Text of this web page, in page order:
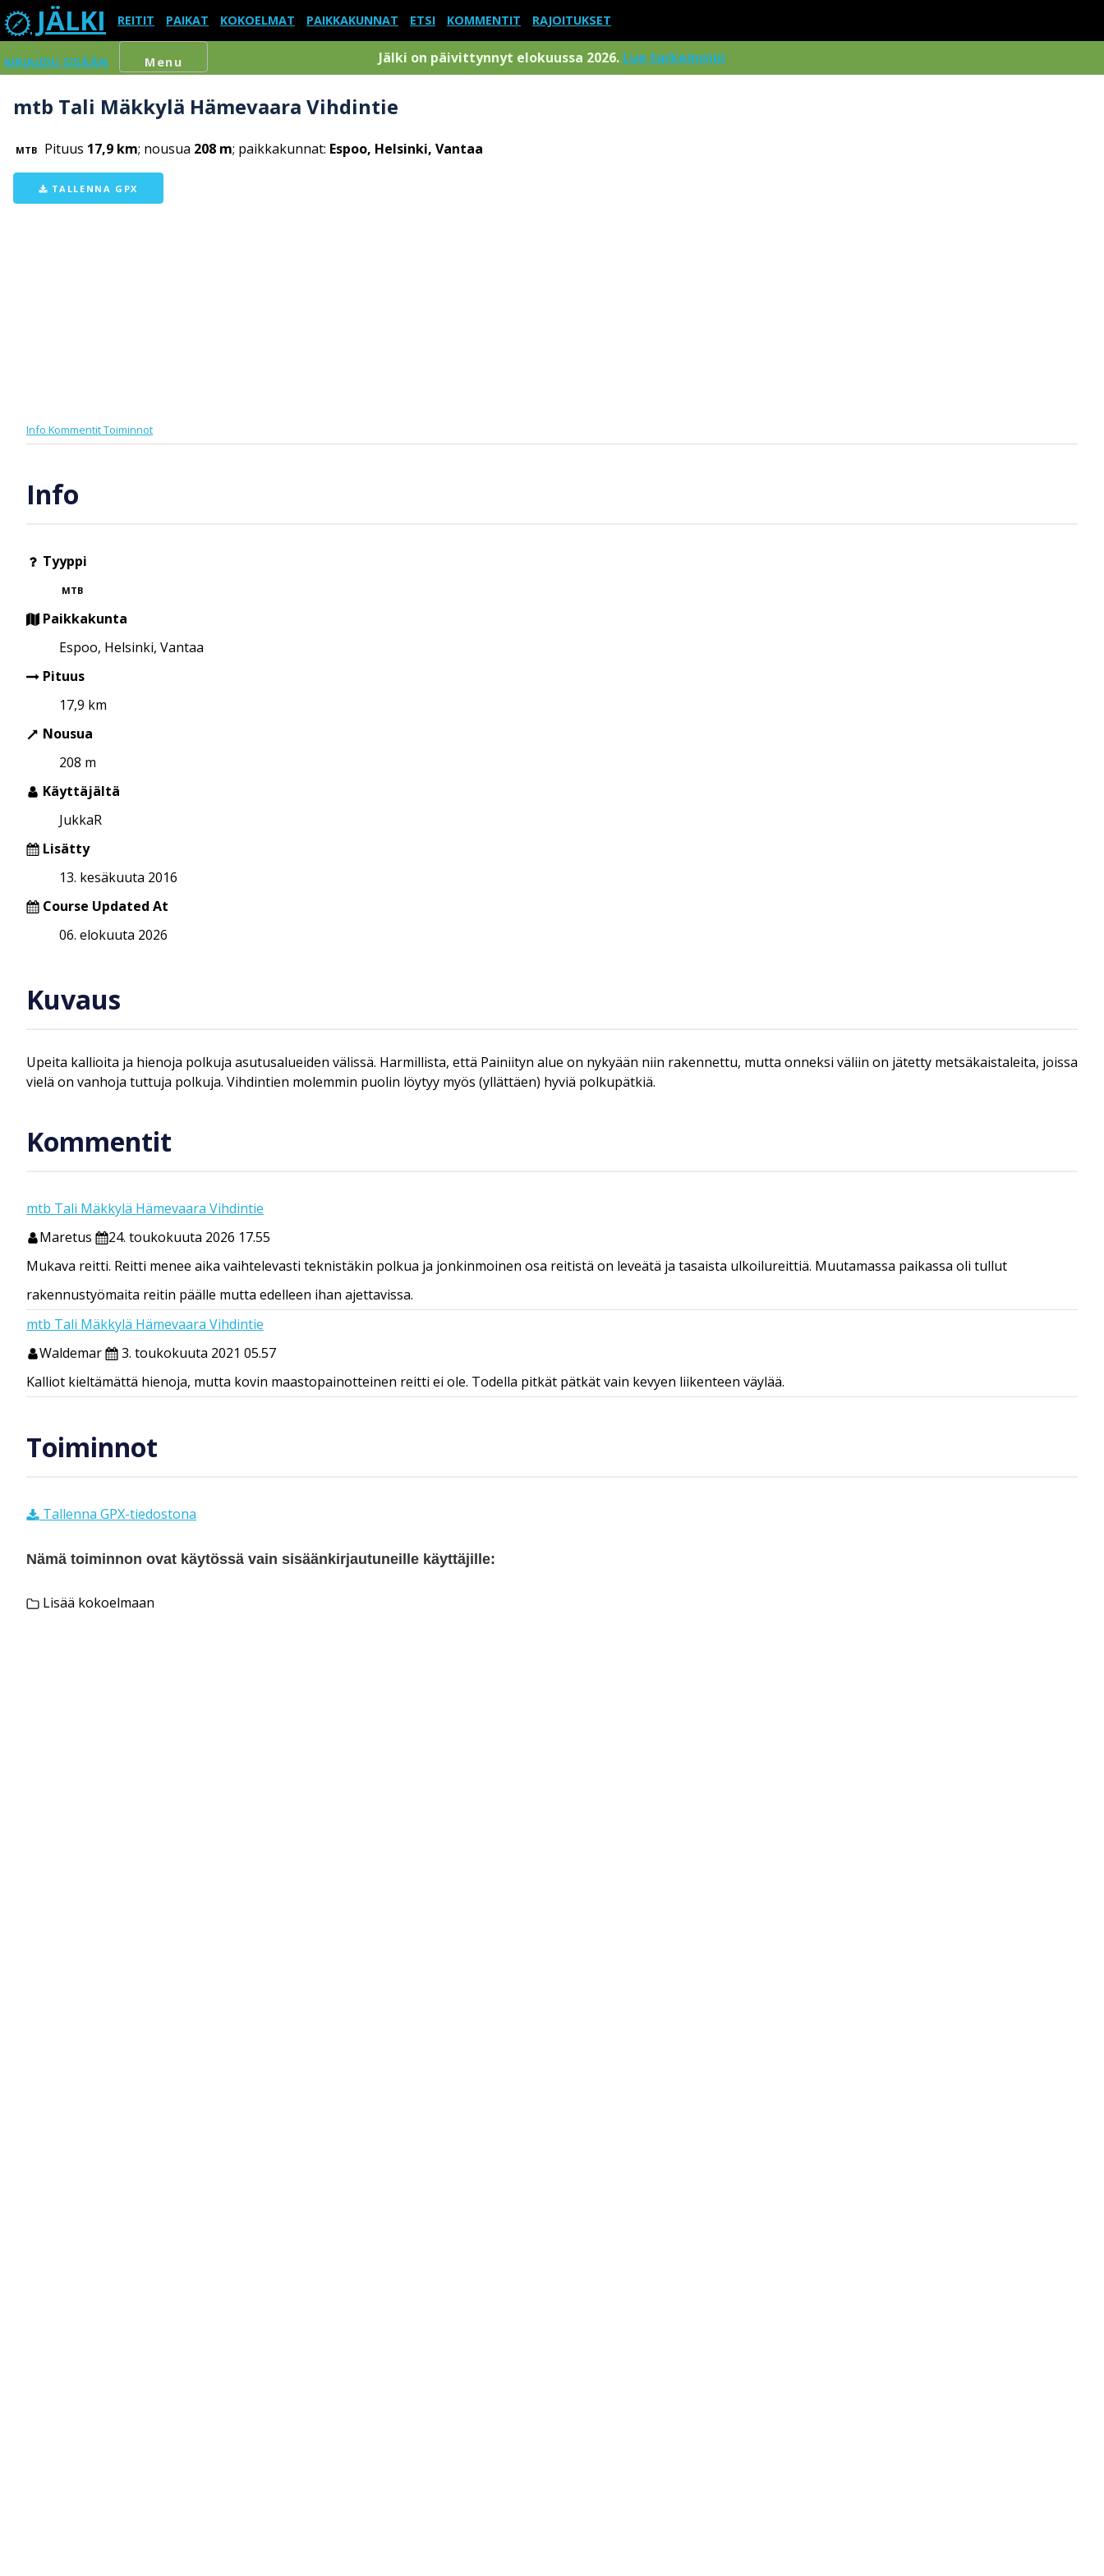
JÄLKI REITIT PAIKAT KOKOELMAT PAIKKAKUNNAT ETSI KOMMENTIT RAJOITUKSET
KIRJAUDU SISÄÄN Menu Jälki on päivittynnyt elokuussa 2026. Lue tarkemmin
mtb Tali Mäkkylä Hämevaara Vihdintie
MTB Pituus 17,9 km; nousua 208 m; paikkakunnat: Espoo, Helsinki, Vantaa
TALLENNA GPX
Info KommentitToiminnot
Info
Tyyppi
MTB
Paikkakunta
Espoo, Helsinki, Vantaa
Pituus
17,9 km
Nousua
208 m
Käyttäjältä
JukkaR
Lisätty
13. kesäkuuta 2016
Course Updated At
06. elokuuta 2026
Kuvaus
Upeita kallioita ja hienoja polkuja asutusalueiden välissä. Harmillista, että Painiityn alue on nykyään niin rakennettu, mutta onneksi väliin on jätetty metsäkaistaleita, joissa
vielä on vanhoja tuttuja polkuja. Vihdintien molemmin puolin löytyy myös (yllättäen) hyviä polkupätkiä.
Kommentit
mtb Tali Mäkkylä Hämevaara Vihdintie
Maretus
24. toukokuuta 2026 17.55
Mukava reitti. Reitti menee aika vaihtelevasti teknistäkin polkua ja jonkinmoinen osa reitistä on leveätä ja tasaista ulkoilureittiä. Muutamassa paikassa oli tullut
rakennustyömaita reitin päälle mutta edelleen ihan ajettavissa.
mtb Tali Mäkkylä Hämevaara Vihdintie
Waldemar
3. toukokuuta 2021 05.57
Kalliot kieltämättä hienoja, mutta kovin maastopainotteinen reitti ei ole. Todella pitkät pätkät vain kevyen liikenteen väylää.
Toiminnot
Tallenna GPX-tiedostona
Nämä toiminnon ovat käytössä vain sisäänkirjautuneille käyttäjille:
Lisää kokoelmaan